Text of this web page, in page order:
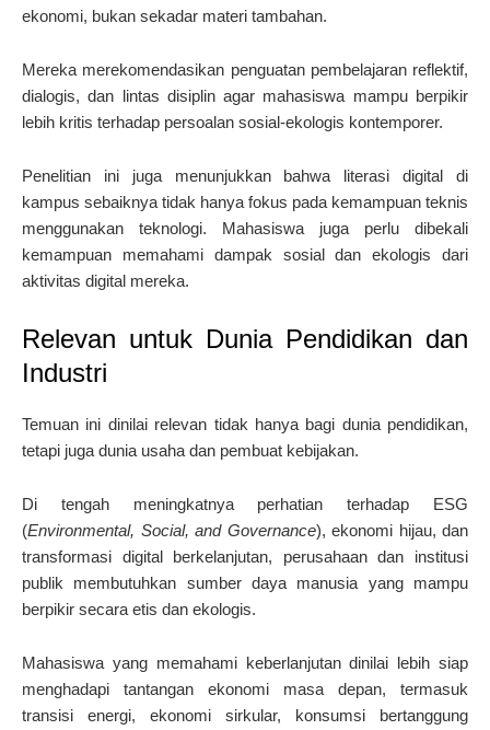
ekonomi, bukan sekadar materi tambahan.
Mereka merekomendasikan penguatan pembelajaran reflektif,
dialogis, dan lintas disiplin agar mahasiswa mampu berpikir
lebih kritis terhadap persoalan sosial-ekologis kontemporer.
Penelitian ini juga menunjukkan bahwa literasi digital di
kampus sebaiknya tidak hanya fokus pada kemampuan teknis
menggunakan teknologi. Mahasiswa juga perlu dibekali
kemampuan memahami dampak sosial dan ekologis dari
aktivitas digital mereka.
Relevan untuk Dunia Pendidikan dan
Industri
Temuan ini dinilai relevan tidak hanya bagi dunia pendidikan,
tetapi juga dunia usaha dan pembuat kebijakan.
Di tengah meningkatnya perhatian terhadap ESG
(Environmental, Social, and Governance), ekonomi hijau, dan
transformasi digital berkelanjutan, perusahaan dan institusi
publik membutuhkan sumber daya manusia yang mampu
berpikir secara etis dan ekologis.
Mahasiswa yang memahami keberlanjutan dinilai lebih siap
menghadapi tantangan ekonomi masa depan, termasuk
transisi energi, ekonomi sirkular, konsumsi bertanggung